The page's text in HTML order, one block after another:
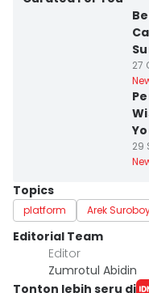
27
29
Topics
platform Arek
Editorial Team
Editor
Zumrotul Abidin
Tonton lebih seru di